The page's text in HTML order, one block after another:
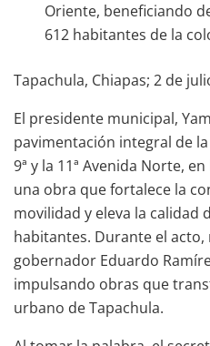
Oriente, beneficiando
612 habitantes de la
Tapachula, Chiapas; 2 de
El presidente municipal,
pavimentación integral de
9ª y la 11ª Avenida Norte,
una obra que fortalece la
movilidad y eleva la calidad
habitantes. Durante el
gobernador Eduardo
impulsando obras que
urbano de Tapachula.